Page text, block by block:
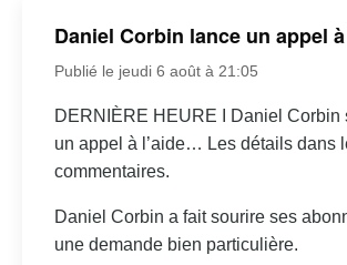
Daniel Corbin lance un appel à
Publié le jeudi 6 août à 21:05
DERNIÈRE HEURE I Daniel Corbin
un appel à l’aide… Les détails dans
commentaires.
Daniel Corbin a fait sourire ses
une demande bien particulière.